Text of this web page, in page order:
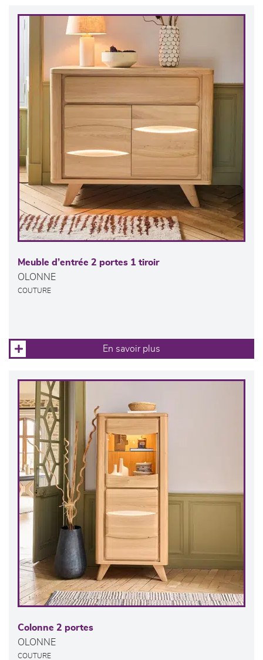
Meuble d’entrée 2 portes 1 tiroir
OLONNE
COUTURE
En savoir plus
Colonne 2 portes
OLONNE
COUTURE